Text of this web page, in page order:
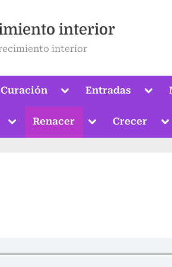
interior
interior
Curación
AlternarEntradas
AlternarRenacer
Alternar
Crecer